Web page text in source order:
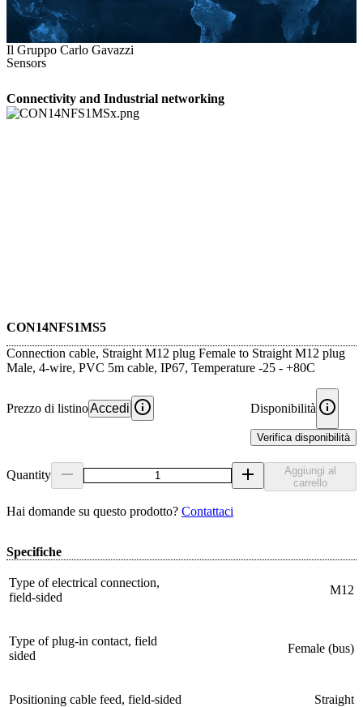
Il Gruppo Carlo Gavazzi
Sensors
Connectivity and Industrial networking
CON14NFS1MS5
Connection cable, Straight M12 plug Female to Straight M12 plug
Male, 4-wire, PVC 5m cable, IP67, Temperature -25 - +80C
Prezzo di listinoAccedi Disponibilità
Verifica disponibilità
Quantity
Aggiungi al
carrello
Hai domande su questo prodotto? Contattaci
Specifiche
Type of electrical connection,
field-sided
M12
Type of plug-in contact, field
sided
Female (bus)
Positioning cable feed, field-sided Straight